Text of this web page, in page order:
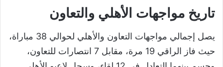
تاريخ مواجهات الأهلي والتعاون
يصل إجمالي مواجهات التعاون والأهلي لحوالي 38 مباراة،
حيث فاز الراقي 19 مرة، مقابل 7 انتصارات للتعاون،